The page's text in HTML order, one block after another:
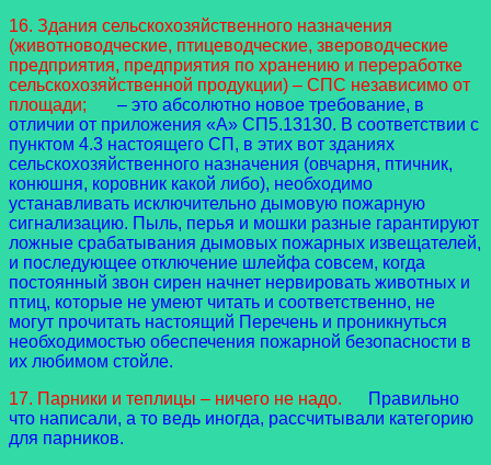
16. Здания сельскохозяйственного назначения
(животноводческие, птицеводческие, звероводческие
предприятия, предприятия по хранению и переработке
сельскохозяйственной продукции) – СПС независимо от
площади;
– это абсолютно новое требование, в
отличии от приложения «А» СП5.13130. В соответствии с
пунктом 4.3 настоящего СП, в этих вот зданиях
сельскохозяйственного назначения (овчарня, птичник,
конюшня, коровник какой либо), необходимо
устанавливать исключительно дымовую пожарную
сигнализацию. Пыль, перья и мошки разные гарантируют
ложные срабатывания дымовых пожарных извещателей,
и последующее отключение шлейфа совсем, когда
постоянный звон сирен начнет нервировать животных и
птиц, которые не умеют читать и соответственно, не
могут прочитать настоящий Перечень и проникнуться
необходимостью обеспечения пожарной безопасности в
их любимом стойле.
17. Парники и теплицы – ничего не надо.
Правильно
что написали, а то ведь иногда, рассчитывали категорию
для парников.